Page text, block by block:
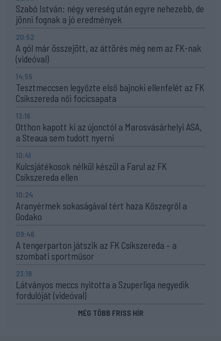
Szabó István: négy vereség után egyre nehezebb, de
jönni fognak a jó eredmények
20:52
A gól már összejött, az áttörés még nem az FK-nak
(videóval)
14:55
Tesztmeccsen legyőzte első bajnoki ellenfelét az FK
Csíkszereda női focicsapata
13:16
Otthon kapott ki az újonctól a Marosvásárhelyi ASA,
a Steaua sem tudott nyerni
10:41
Kulcsjátékosok nélkül készül a Farul az FK
Csíkszereda ellen
10:24
Aranyérmek sokaságával tért haza Kőszegről a
Godako
09:46
A tengerparton játszik az FK Csíkszereda – a
szombati sportműsor
23:18
Látványos meccs nyitotta a Szuperliga negyedik
fordulóját (videóval)
MÉG TÖBB FRISS HÍR